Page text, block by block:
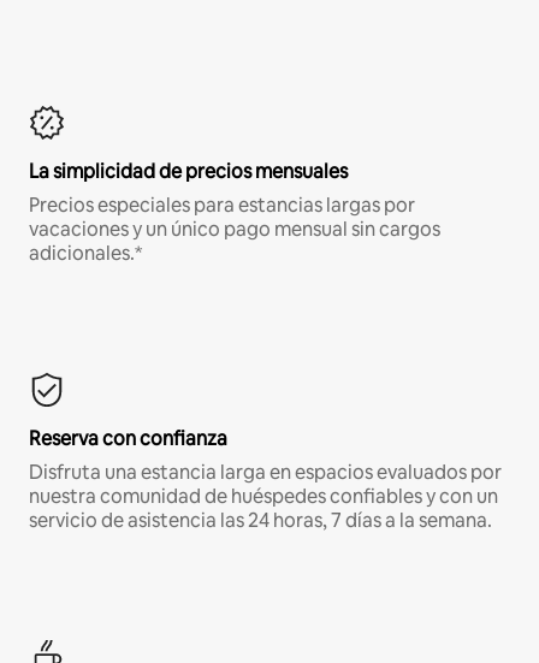
La simplicidad de precios mensuales
Precios especiales para estancias largas por
vacaciones y un único pago mensual sin cargos
adicionales.*
Reserva con confianza
Disfruta una estancia larga en espacios evaluados por
nuestra comunidad de huéspedes confiables y con un
servicio de asistencia las 24 horas, 7 días a la semana.